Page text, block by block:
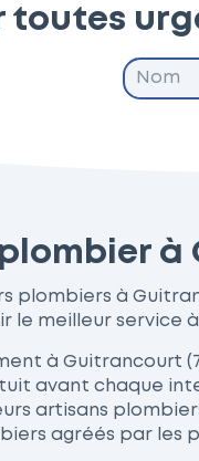
toutes
plombiers à
le meilleur service
à Guitrancourt
avant chaque
artisans
agréés par les